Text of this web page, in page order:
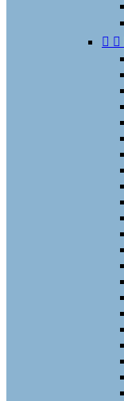
 